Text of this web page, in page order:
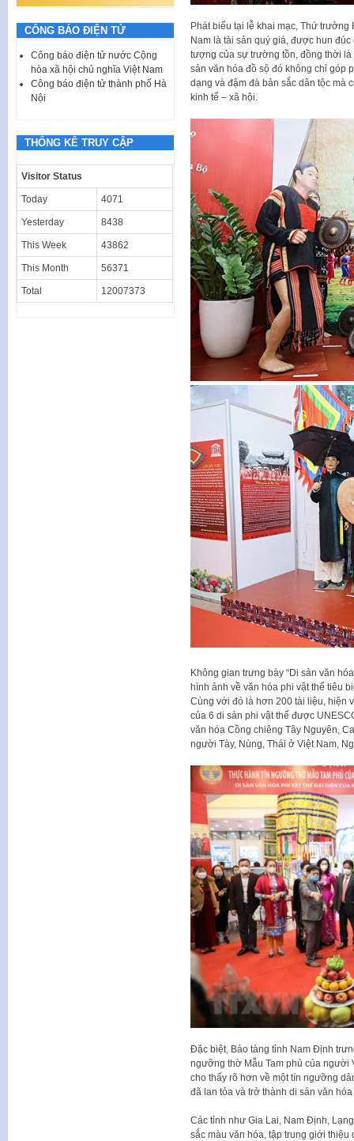
Phát biểu tại lễ khai mạc, Thứ
Nam là tài sản quý giá, được hun
tượng của sự trường tồn, đồng thời
sản văn hóa đồ sộ đó không chỉ góp
dạng và đậm đà bản sắc dân tộc mà
kinh tế – xã hội.
Không gian trưng bày “Di sản văn
hình ảnh về văn hóa phi vật thể tiêu
Cùng với đó là hơn 200 tài liệu, hiện
của 6 di sản phi vật thể được
văn hóa Cồng chiêng Tây Nguyên,
người Tày, Nùng, Thái ở Việt Nam,
Đặc biệt, Bảo tàng tỉnh Nam Định
ngưỡng thờ Mẫu Tam phủ của
cho thấy rõ hơn về một tín ngưỡng
đã lan tỏa và trở thành di sản văn
Các tỉnh như Gia Lai, Nam Định,
sắc màu văn hóa, tập trung giới
CÔNG BÁO ĐIỆN TỬ
Công báo điện tử nước Cộng
hòa xã hội chủ nghĩa Việt Nam
Công báo điện tử thành phố Hà
Nội
THỐNG KÊ TRUY CẬP
Visitor Status
Today 4071
Yesterday 8438
This Week 43862
This Month 56371
Total 12007373